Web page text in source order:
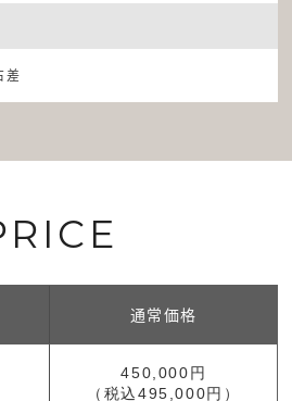
差
通常価格
450,000円
（税込495,000円）